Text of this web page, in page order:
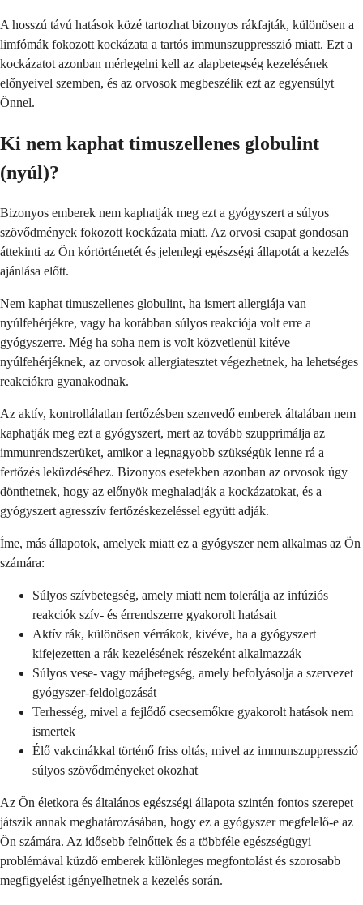
A hosszú távú hatások közé tartozhat bizonyos rákfajták, különösen a
limfómák fokozott kockázata a tartós immunszuppresszió miatt. Ezt a
kockázatot azonban mérlegelni kell az alapbetegség kezelésének
előnyeivel szemben, és az orvosok megbeszélik ezt az egyensúlyt
Önnel.
Ki nem kaphat timuszellenes globulint
(nyúl)?
Bizonyos emberek nem kaphatják meg ezt a gyógyszert a súlyos
szövődmények fokozott kockázata miatt. Az orvosi csapat gondosan
áttekinti az Ön kórtörténetét és jelenlegi egészségi állapotát a kezelés
ajánlása előtt.
Nem kaphat timuszellenes globulint, ha ismert allergiája van
nyúlfehérjékre, vagy ha korábban súlyos reakciója volt erre a
gyógyszerre. Még ha soha nem is volt közvetlenül kitéve
nyúlfehérjéknek, az orvosok allergiatesztet végezhetnek, ha lehetséges
reakciókra gyanakodnak.
Az aktív, kontrollálatlan fertőzésben szenvedő emberek általában nem
kaphatják meg ezt a gyógyszert, mert az tovább szupprimálja az
immunrendszerüket, amikor a legnagyobb szükségük lenne rá a
fertőzés leküzdéséhez. Bizonyos esetekben azonban az orvosok úgy
dönthetnek, hogy az előnyök meghaladják a kockázatokat, és a
gyógyszert agresszív fertőzéskezeléssel együtt adják.
Íme, más állapotok, amelyek miatt ez a gyógyszer nem alkalmas az Ön
számára:
Súlyos szívbetegség, amely miatt nem tolerálja az infúziós
reakciók szív- és érrendszerre gyakorolt hatásait
Aktív rák, különösen vérrákok, kivéve, ha a gyógyszert
kifejezetten a rák kezelésének részeként alkalmazzák
Súlyos vese- vagy májbetegség, amely befolyásolja a szervezet
gyógyszer-feldolgozását
Terhesség, mivel a fejlődő csecsemőkre gyakorolt hatások nem
ismertek
Élő vakcinákkal történő friss oltás, mivel az immunszuppresszió
súlyos szövődményeket okozhat
Az Ön életkora és általános egészségi állapota szintén fontos szerepet
játszik annak meghatározásában, hogy ez a gyógyszer megfelelő-e az
Ön számára. Az idősebb felnőttek és a többféle egészségügyi
problémával küzdő emberek különleges megfontolást és szorosabb
megfigyelést igényelhetnek a kezelés során.